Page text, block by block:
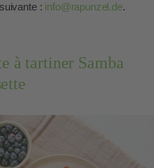
: info@rapunzel.de.
à tartiner Samba